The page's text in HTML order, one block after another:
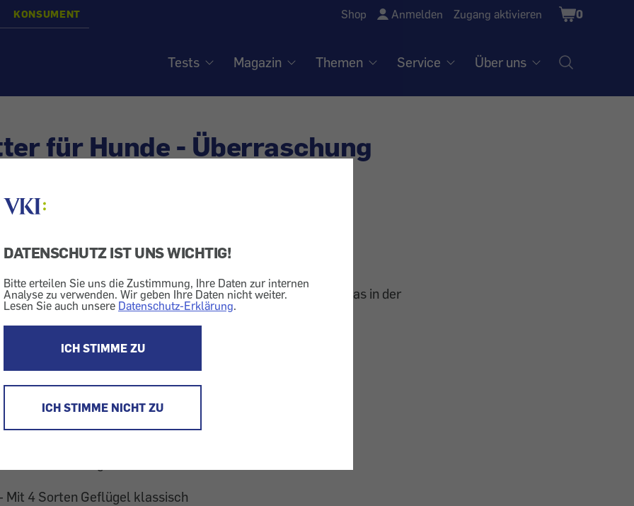
DATENSCHUTZ IST UNS WICHTIG!
Bitte erteilen Sie uns die Zustimmung, Ihre Daten zur internen
Analyse zu verwenden. Wir geben Ihre Daten nicht weiter.
Lesen Sie auch unsere Datenschutz-Erklärung.
ICH STIMME ZU
ICH STIMME NICHT ZU
KONSUMENT Shop Anmelden Zugang aktivieren
Shopping
Cart
0
Tests Magazin Themen Service Über uns
für Hunde - Überraschung
Hundefutter
gibt es schon für wenig Geld. Doch nicht immer ist nur das in der
finden Sie in unserem Test:
& Rind mit Reis und Kartoffel
Mit 4 Sorten Geflügel klassisch